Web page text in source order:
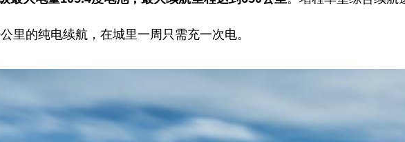
里的纯电续航，在城里一周只需充一次电。